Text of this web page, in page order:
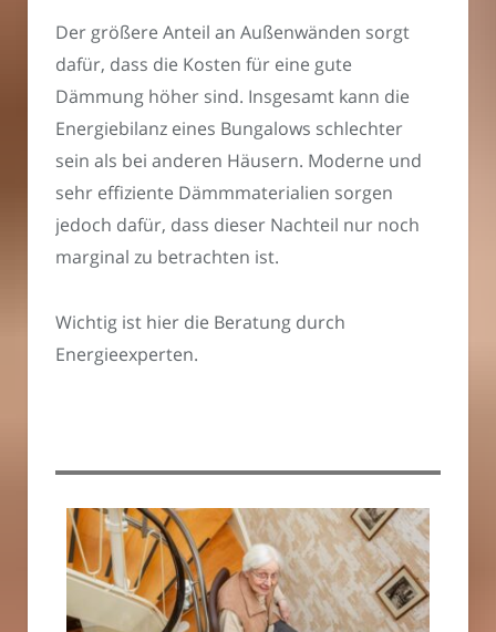
Der größere Anteil an Außenwänden sorgt
dafür, dass die Kosten für eine gute
Dämmung höher sind. Insgesamt kann die
Energiebilanz eines Bungalows schlechter
sein als bei anderen Häusern. Moderne und
sehr effiziente Dämmmaterialien sorgen
jedoch dafür, dass dieser Nachteil nur noch
marginal zu betrachten ist.
Wichtig ist hier die Beratung durch
Energieexperten.